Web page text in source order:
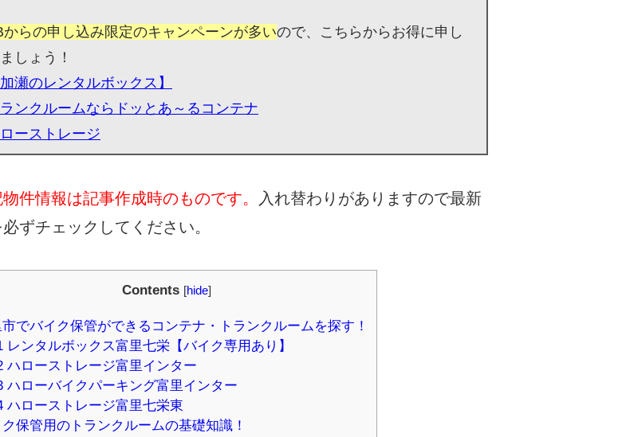
からの申し込み限定のキャンペーンが多いので、こちらからお得に申し
しょう！
加瀬のレンタルボックス】
ランクルームならドッとあ～るコンテナ
ーストレージ
件情報は記事作成時のものです。
入れ替わりがありますので最新
ずチェックしてください。
Contents [hide]
でバイク保管ができるコンテナ・トランクルームを探す！
レンタルボックス富里七栄【バイク専用あり】
ハローストレージ富里インター
ハローバイクパーキング富里インター
ハローストレージ富里七栄東
保管用のトランクルームの基礎知識！